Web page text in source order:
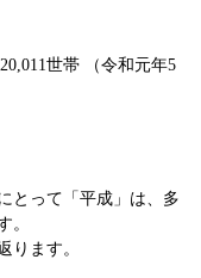
世帯 （令和元年5
とって「平成」は、多
。
ります。